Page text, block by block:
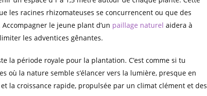
les racines rhizomateuses se concurrencent ou que des
le jeune plant d’un paillage naturel aidera à
les adventices gênantes.
la période royale pour la plantation. C’est comme si tu
où la nature semble s’élancer vers la lumière, presque en
la croissance rapide, propulsée par un climat clément et des